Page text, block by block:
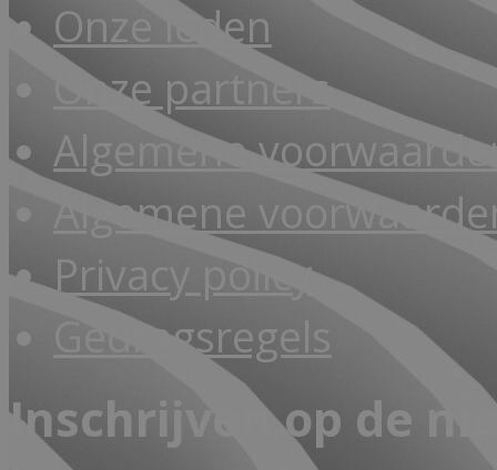
Onze leden
Onze partners
Algemene
Algemene
Privacy policy
Gedragsregels
Inschrijven op de